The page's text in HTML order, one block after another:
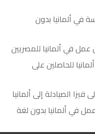
في ألمانيا بدون
عمل في ألمانيا للمصريين
للحاصلين على
فيزا الصيادلة إلى ألمانيا
في ألمانيا بدون لغة